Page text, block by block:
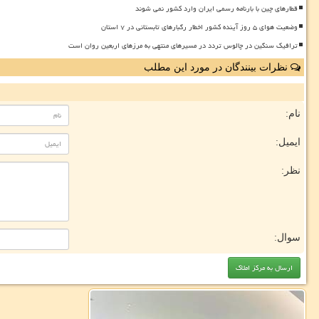
قطارهای چین با بارنامه رسمی ایران وارد کشور نمی شوند
وضعیت هوای ۵ روز آینده کشور اخطار رگبارهای تابستانی در ۷ استان
ترافیک سنگین در چالوس تردد در مسیرهای منتهی به مرزهای اربعین روان است
نظرات بینندگان در مورد این مطلب
نام:
ایمیل:
نظر:
سوال: